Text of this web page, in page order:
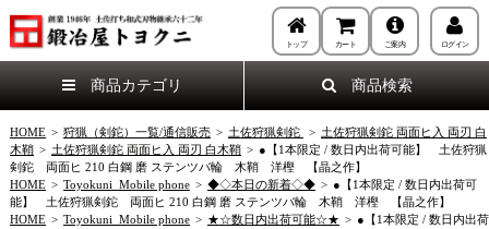
トップ カート ご案内 ログイン
商品カテゴリ 商品検索
HOME > 狩猟（剣鉈）一覧/通信販売 > 土佐狩猟剣鉈 > 土佐狩猟剣鉈 両面ヒ入 両刃 白
木鞘 > 土佐狩猟剣鉈 両面ヒ入 両刃 白木鞘 > ●【1本限定 / 数日内出荷可能】 土佐狩猟
剣鉈 両面ヒ 210 白鋼 磨 ステンツバ輪 木鞘 洋樫 【晶之作】
HOME > Toyokuni_Mobile phone > ◆◇本日の新着◇◆ > ●【1本限定 / 数日内出荷可
能】 土佐狩猟剣鉈 両面ヒ 210 白鋼 磨 ステンツバ輪 木鞘 洋樫 【晶之作】
HOME > Toyokuni_Mobile phone > ★☆数日内出荷可能☆★ > ●【1本限定 / 数日内出荷